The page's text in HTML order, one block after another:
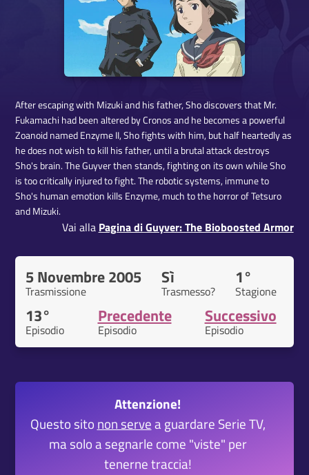
After escaping with Mizuki and his father, Sho discovers that Mr.
Fukamachi had been altered by Cronos and he becomes a powerful
Zoanoid named Enzyme II, Sho fights with him, but half heartedly as
he does not wish to kill his father, until a brutal attack destroys
Sho's brain. The Guyver then stands, fighting on its own while Sho
is too critically injured to fight. The robotic systems, immune to
Sho's human emotion kills Enzyme, much to the horror of Tetsuro
and Mizuki.
Vai alla Pagina di Guyver: The Bioboosted Armor
5 Novembre 2005
Trasmissione
Sì
Trasmesso?
1°
Stagione
13°
Episodio
Precedente
Episodio
Successivo
Episodio
Attenzione!
Questo sito non servea guardare Serie TV,
ma solo a segnarle come "viste" per
tenerne traccia!